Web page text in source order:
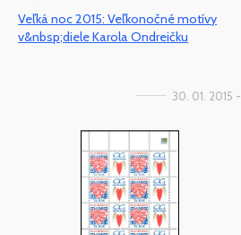
Veľká noc 2015: Veľkonočné motívy
v&nbsp;diele Karola Ondreičku
30. 01. 2015 -